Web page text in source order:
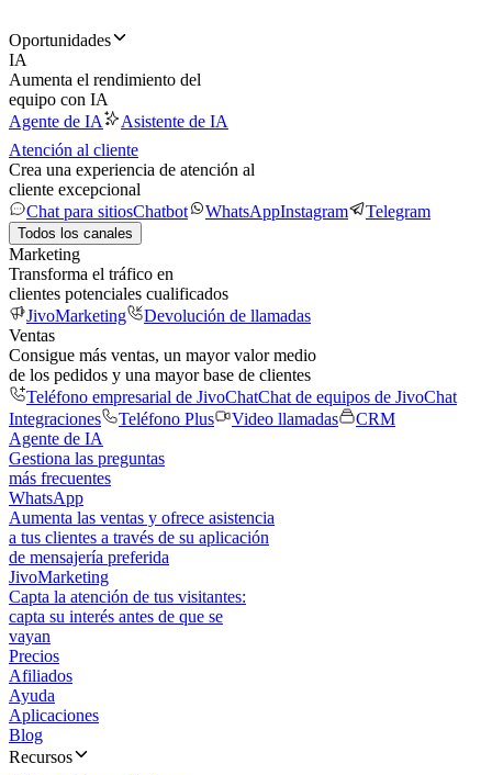
Oportunidades
IA
Aumenta el rendimiento del
equipo con IA
Agente de IA
Asistente de IA
Atención al cliente
Crea una experiencia de atención al
cliente excepcional
Chat para sitiosChatbot WhatsAppInstagram Telegram
Todos los canales
Marketing
Transforma el tráfico en
clientes potenciales cualificados
JivoMarketing
Devolución de llamadas
Ventas
Consigue más ventas, un mayor valor medio
de los pedidos y una mayor base de clientes
Teléfono empresarial de JivoChatChat de equipos de JivoChat
Integraciones
Teléfono Plus Video llamadas
CRM
Agente de IA
Gestiona las preguntas
más frecuentes
WhatsApp
Aumenta las ventas y ofrece asistencia
a tus clientes a través de su aplicación
de mensajería preferida
JivoMarketing
Capta la atención de tus visitantes:
capta su interés antes de que se
vayan
Precios
Afiliados
Ayuda
Aplicaciones
Blog
Recursos